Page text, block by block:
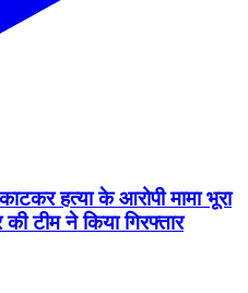
हत्या के आरोपी मामा भूरा
टीम ने किया गिरफ्तार